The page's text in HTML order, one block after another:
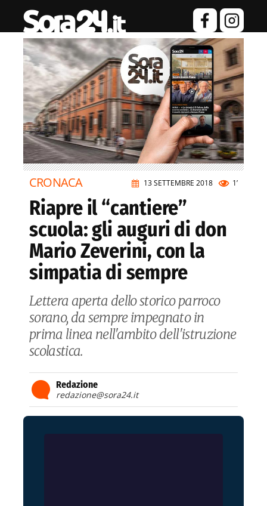
13 SETTEMBRE 2018 1’
CRONACA
Riapre il “cantiere”
scuola: gli auguri di don
Mario Zeverini, con la
simpatia di sempre
Lettera aperta dello storico parroco
sorano, da sempre impegnato in
prima linea nell'ambito dell'istruzione
scolastica.
Redazione
redazione@sora24.it